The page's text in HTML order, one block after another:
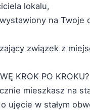
lokalu,
na Twoje
związek z
KROK PO KROKU?
mieszkasz na
ujęcie w stałym